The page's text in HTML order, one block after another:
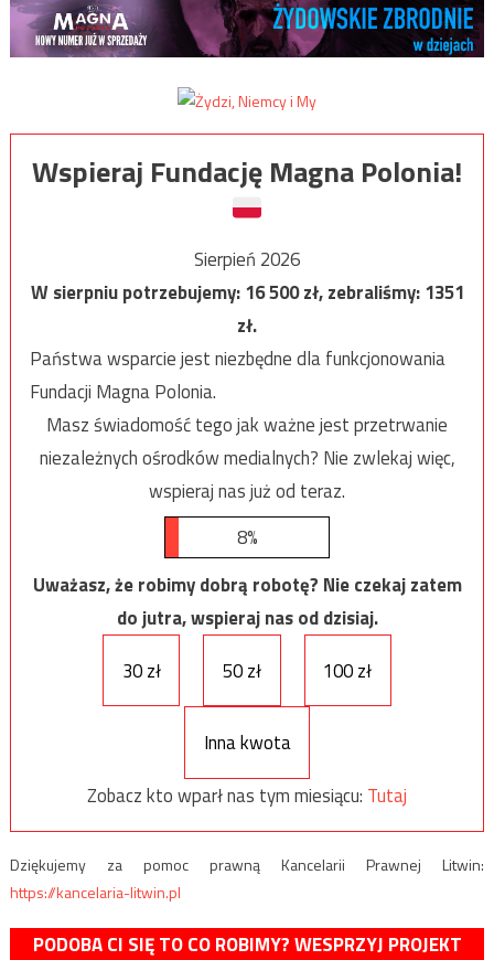
Wspieraj Fundację Magna Polonia!
Sierpień 2026
W sierpniu potrzebujemy:16 500zł, zebraliśmy:1351
zł.
Państwa wsparcie jest niezbędne dla funkcjonowania
Fundacji Magna Polonia.
Masz świadomość tego jak ważne jest przetrwanie
niezależnych ośrodków medialnych? Nie zwlekaj więc,
wspieraj nas już od teraz.
8%
Uważasz, że robimy dobrą robotę? Nie czekaj zatem
do jutra, wspieraj nas od dzisiaj.
30 zł
50 zł 100 zł
Inna kwota
Zobacz kto wparł nas tym miesiącu: Tutaj
Dziękujemy za pomoc prawną Kancelarii Prawnej Litwin:
https://kancelaria-litwin.pl
PODOBA CI SIĘ TO CO ROBIMY? WESPRZYJ PROJEKT